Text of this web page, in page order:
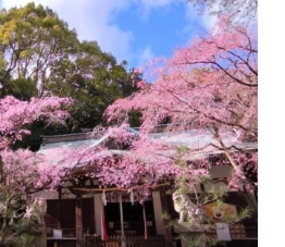
